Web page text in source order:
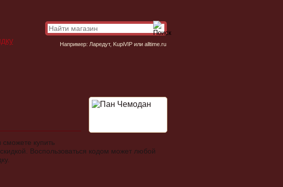
купить
Воспользоваться кодом может любой
Например: Ларедут, KupiVIPили alltime.ru